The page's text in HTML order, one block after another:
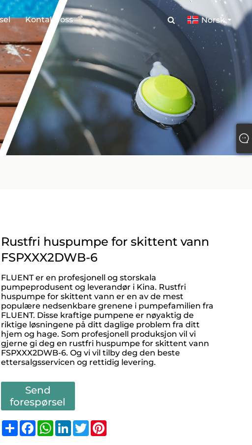
Kontakt oss Norsk‎
Rustfri huspumpe for skittent vann
FSPXXX2DWB-6
FLUENT er en profesjonell og storskala
pumpeprodusent og leverandør i Kina. Rustfri
huspumpe for skittent vann er en av de mest
populære nedsenkbare grenene i pumpefamilien fra
FLUENT. Disse kraftige pumpene er nøyaktig de
riktige løsningene på ditt daglige problem fra ditt
hjem og hage. Som profesjonell produksjon vil vi
gjerne gi deg en rustfri huspumpe for skittent vann
FSPXXX2DWB-6. Og vi vil tilby deg den beste
ettersalgsservicen og rettidig levering.
Send
forespørsel
ShareFacebook
WhatsApp
LinkedIn
TwitterPinterest